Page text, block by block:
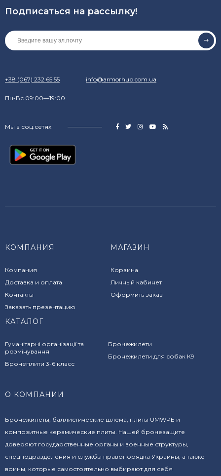
Подписаться на рассылкy!
+38 (067) 232 65 55 info@armorhub.com.ua
Пн-Вс 09:00—19:00
Мы в соц.сетях
КОМПАНИЯ
Компания
Доставка и оплата
Контакты
Заказать презентацию
МАГАЗИН
Корзина
Личный кабинет
Оформить заказ
КАТАЛОГ
Гуманітарні організації та
розмінування
Бронеплити 3-6 класс
Бронежилети
Бронежилети для собак К9
О КОМПАНИИ
Бронежилеты, баллистические шлема, плиты UMWPE и
композитные керамические плиты. Нашей бронезащите
доверяют государственные органы и военные структуры,
спецподразделения и службы правопорядка Украины, а также
воины, которые самостоятельно выбирают для себя